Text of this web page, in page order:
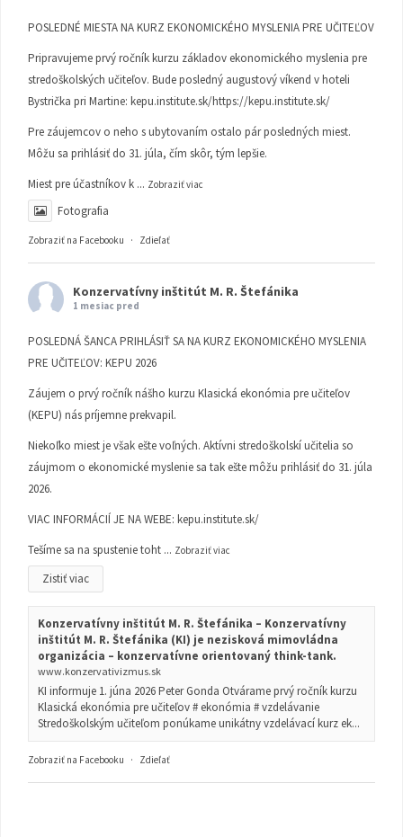
POSLEDNÉ MIESTA NA KURZ EKONOMICKÉHO MYSLENIA PRE UČITEĽOV
Pripravujeme prvý ročník kurzu základov ekonomického myslenia pre
stredoškolských učiteľov. Bude posledný augustový víkend v hoteli
Bystrička pri Martine: kepu.institute.sk/https://kepu.institute.sk/
Pre záujemcov o neho s ubytovaním ostalo pár posledných miest.
Môžu sa prihlásiť do 31. júla, čím skôr, tým lepšie.
Miest pre účastníkov k ... Zobraziť viac
Fotografia
Zobraziť na Facebooku · Zdieľať
Konzervatívny inštitút M. R. Štefánika
1 mesiac pred
POSLEDNÁ ŠANCA PRIHLÁSIŤ SA NA KURZ EKONOMICKÉHO MYSLENIA
PRE UČITEĽOV: KEPU 2026
Záujem o prvý ročník nášho kurzu Klasická ekonómia pre učiteľov
(KEPU) nás príjemne prekvapil.
Niekoľko miest je však ešte voľných. Aktívni stredoškolskí učitelia so
záujmom o ekonomické myslenie sa tak ešte môžu prihlásiť do 31. júla
2026.
VIAC INFORMÁCIÍ JE NA WEBE: kepu.institute.sk/
Tešíme sa na spustenie toht ... Zobraziť viac
Zistiť viac
Konzervatívny inštitút M. R. Štefánika – Konzervatívny
inštitút M. R. Štefánika (KI) je nezisková mimovládna
organizácia – konzervatívne orientovaný think-tank.
www.konzervativizmus.sk
KI informuje 1. júna 2026 Peter Gonda Otvárame prvý ročník kurzu
Klasická ekonómia pre učiteľov # ekonómia # vzdelávanie
Stredoškolským učiteľom ponúkame unikátny vzdelávací kurz ek...
Zobraziť na Facebooku · Zdieľať